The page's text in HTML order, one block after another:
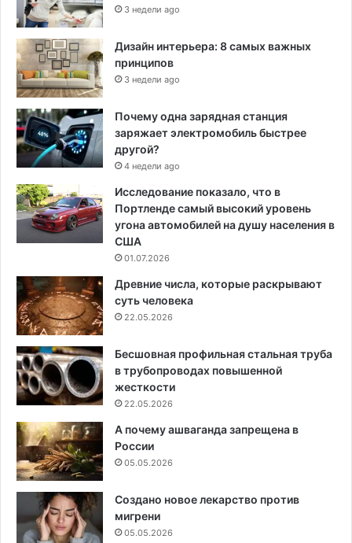
3 недели ago
Дизайн интерьера: 8 самых важных
принципов
3 недели ago
Почему одна зарядная станция
заряжает электромобиль быстрее
другой?
4 недели ago
Исследование показало, что в
Портленде самый высокий уровень
угона автомобилей на душу населения в
США
01.07.2026
Древние числа, которые раскрывают
суть человека
22.05.2026
Бесшовная профильная стальная труба
в трубопроводах повышенной
жесткости
22.05.2026
А почему ашваганда запрещена в
России
05.05.2026
Создано новое лекарство против
мигрени
05.05.2026